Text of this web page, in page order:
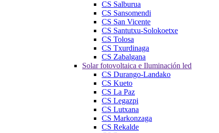
CS Salburua
CS Sansomendi
CS San Vicente
CS Santutxu-Solokoetxe
CS Tolosa
CS Txurdinaga
CS Zabalgana
Solar fotovoltaica e Iluminación led
CS Durango-Landako
CS Kueto
CS La Paz
CS Legazpi
CS Lutxana
CS Markonzaga
CS Rekalde